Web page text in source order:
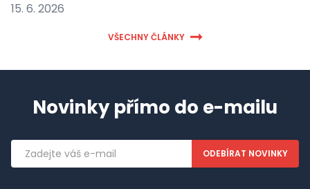
15. 6. 2026
VŠECHNY ČLÁNKY
Novinky přímo do e-mailu
Emailová
adresa